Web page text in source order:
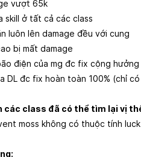
vượt 65k
skill ở tất cả các class
luôn lên damage đều với cung
bị mất damage
điện của mg đc fix cộng
DL đc fix hoàn toàn 100% (chỉ
các class đã có thể tìm lại vị
moss không có thuộc tính luck